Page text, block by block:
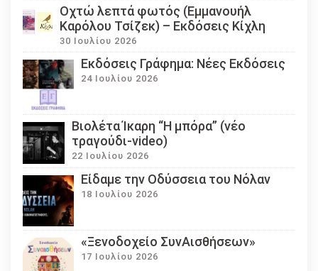
Οχτώ λεπτά φωτός (Εμμανουήλ
Καρόλου Τσίζεκ) – Εκδόσεις Κίχλη
30 Ιουλίου 2026
Εκδόσεις Γράφημα: Νέες Εκδόσεις
24 Ιουλίου 2026
Βιολέτα Ίκαρη “Η μπόρα” (νέο
τραγούδι-video)
22 Ιουλίου 2026
Eίδαμε την Οδύσσεια του Νόλαν
18 Ιουλίου 2026
«Ξενοδοχείο ΣυνΑισθήσεων»
17 Ιουλίου 2026